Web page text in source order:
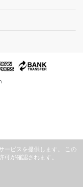
ービスを提供します。 この
が確認されます。